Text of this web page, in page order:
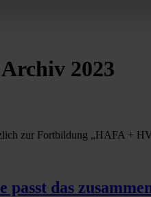
2023
zur Fortbildung „HAFA +
das